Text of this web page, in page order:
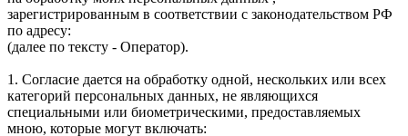
зарегистрированным в соответствии с законодательством РФ
по адресу:
(далее по тексту - Оператор).
1. Согласие дается на обработку одной, нескольких или всех
категорий персональных данных, не являющихся
специальными или биометрическими, предоставляемых
мною, которые могут включать: